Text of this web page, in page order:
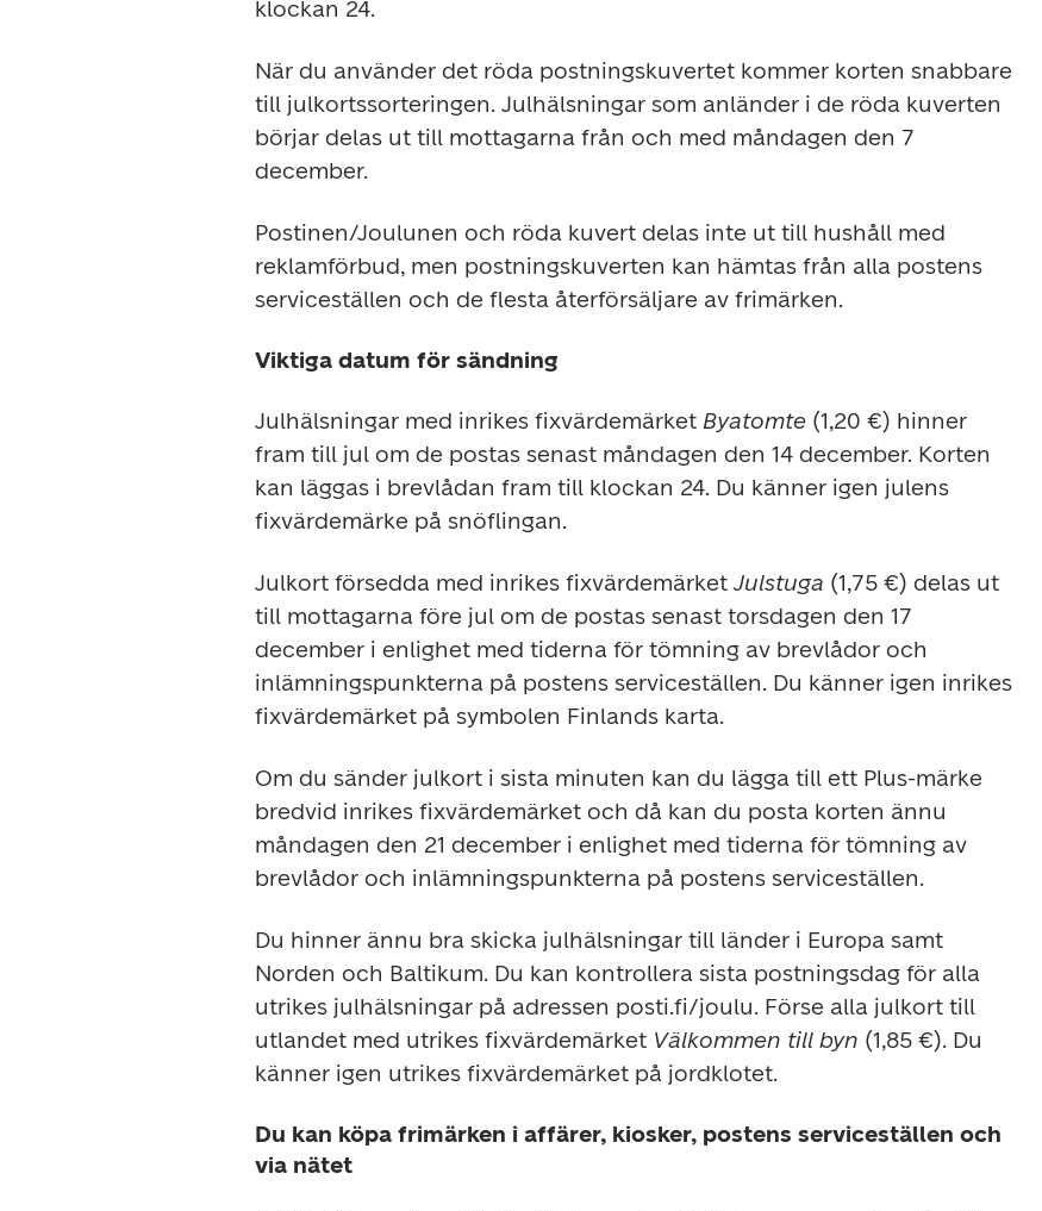
klockan 24.
När du använder det röda postningskuvertet kommer korten snabbare
till julkortssorteringen. Julhälsningar som anländer i de röda kuverten
börjar delas ut till mottagarna från och med måndagen den 7
december.
Postinen/Joulunen och röda kuvert delas inte ut till hushåll med
reklamförbud, men postningskuverten kan hämtas från alla postens
serviceställen och de flesta återförsäljare av frimärken.
Viktiga datum för sändning
Julhälsningar med inrikes fixvärdemärket Byatomte (1,20 €) hinner
fram till jul om de postas senast måndagen den 14 december. Korten
kan läggas i brevlådan fram till klockan 24. Du känner igen julens
fixvärdemärke på snöflingan.
Julkort försedda med inrikes fixvärdemärket Julstuga (1,75 €) delas ut
till mottagarna före jul om de postas senast torsdagen den 17
december i enlighet med tiderna för tömning av brevlådor och
inlämningspunkterna på postens serviceställen. Du känner igen inrikes
fixvärdemärket på symbolen Finlands karta.
Om du sänder julkort i sista minuten kan du lägga till ett Plus-märke
bredvid inrikes fixvärdemärket och då kan du posta korten ännu
måndagen den 21 december i enlighet med tiderna för tömning av
brevlådor och inlämningspunkterna på postens serviceställen.
Du hinner ännu bra skicka julhälsningar till länder i Europa samt
Norden och Baltikum. Du kan kontrollera sista postningsdag för alla
utrikes julhälsningar på adressen posti.fi/joulu. Förse alla julkort till
utlandet med utrikes fixvärdemärket Välkommen till byn (1,85 €). Du
känner igen utrikes fixvärdemärket på jordklotet.
Du kan köpa frimärken i affärer, kiosker, postens serviceställen och
via nätet